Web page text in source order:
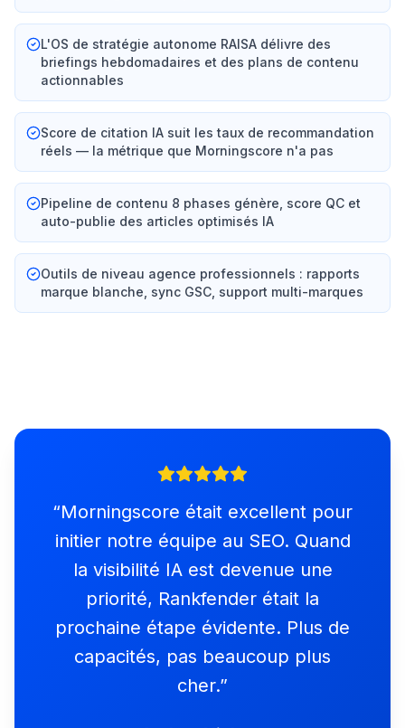
L'OS de stratégie autonome RAISA délivre des
briefings hebdomadaires et des plans de contenu
actionnables
Score de citation IA suit les taux de recommandation
réels — la métrique que Morningscore n'a pas
Pipeline de contenu 8 phases génère, score QC et
auto-publie des articles optimisés IA
Outils de niveau agence professionnels : rapports
marque blanche, sync GSC, support multi-marques
“Morningscore était excellent pour
initier notre équipe au SEO. Quand
la visibilité IA est devenue une
priorité, Rankfender était la
prochaine étape évidente. Plus de
capacités, pas beaucoup plus
cher.”